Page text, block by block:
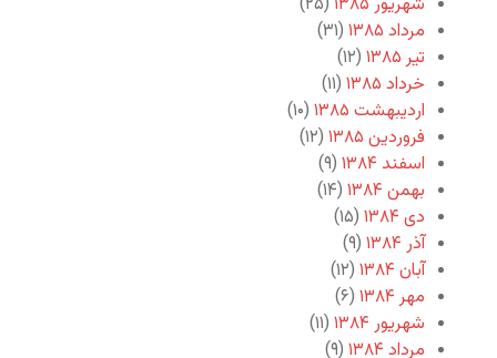
مرداد ۱۳۸۵
(۳۱)
تیر ۱۳۸۵
(۱۲)
خرداد ۱۳۸۵
(۱۱)
اردیبهشت ۱۳۸۵
(۱۰)
فروردین ۱۳۸۵
(۱۲)
اسفند ۱۳۸۴
(۹)
بهمن ۱۳۸۴
(۱۴)
دی ۱۳۸۴
(۱۵)
آذر ۱۳۸۴
(۹)
آبان ۱۳۸۴
(۱۲)
مهر ۱۳۸۴
(۶)
شهریور ۱۳۸۴
(۱۱)
مرداد ۱۳۸۴
(۹)